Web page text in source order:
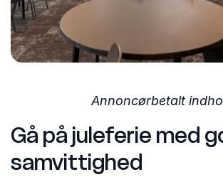
Annoncørbetalt
Gå på juleferie med
samvittighed